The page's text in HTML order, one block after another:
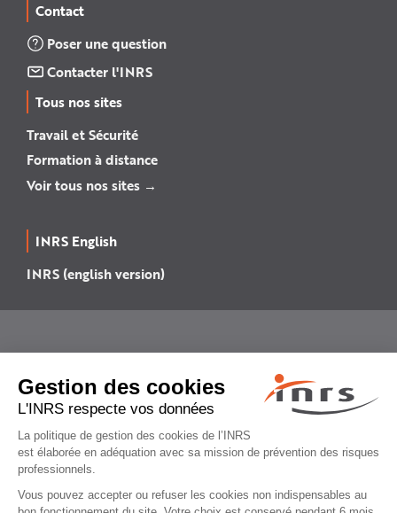
Contact
Poser une question
Contacter l'INRS
Tous nos sites
Travail et Sécurité
Formation à distance
Voir tous nos sites →
INRS English
INRS (english version)
Politique de confidentialité
Gestion des cookies
© INRS 2026